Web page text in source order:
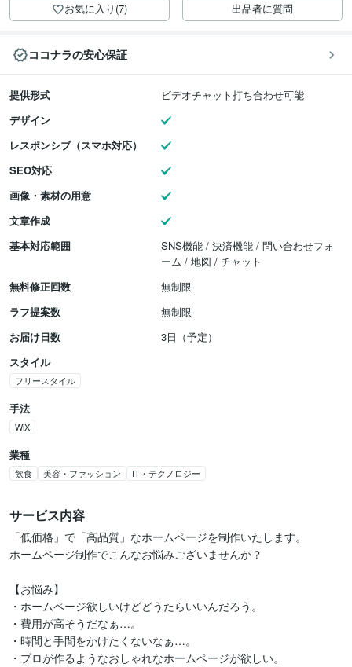
お気に入り(7) 出品者に質問
ココナラの安心保証
提供形式
ビデオチャット打ち合わせ可能
デザイン
レスポンシブ（スマホ対応）
SEO対応
画像・素材の用意
文章作成
基本対応範囲
SNS機能 / 決済機能 / 問い合わせフォ
ーム / 地図 / チャット
無料修正回数
無制限
ラフ提案数
無制限
お届け日数
3日（予定）
スタイル
フリースタイル
手法
WiX
業種
飲食 美容・ファッション IT・テクノロジー
サービス内容
「低価格」で「高品質」なホームページを制作いたします。
ホームページ制作でこんなお悩みございませんか？
【お悩み】
・ホームページ欲しいけどどうたらいいんだろう。
・費用が高そうだなぁ…。
・時間と手間をかけたくないなぁ…。
・プロが作るようなおしゃれなホームページが欲しい。